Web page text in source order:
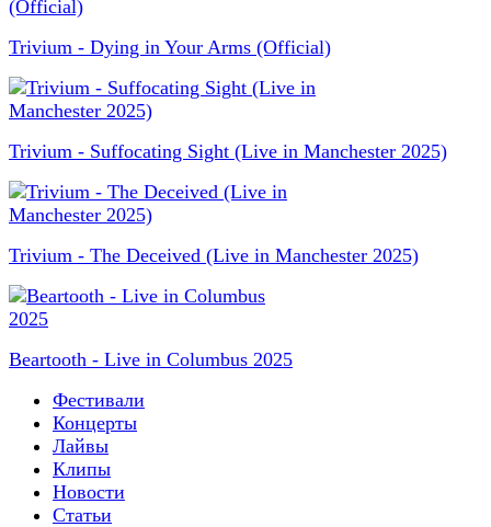
Trivium - Dying in Your Arms (Official)
Trivium - Suffocating Sight (Live in Manchester 2025)
Trivium - The Deceived (Live in Manchester 2025)
Beartooth - Live in Columbus 2025
Фестивали
Концерты
Лайвы
Клипы
Новости
Статьи